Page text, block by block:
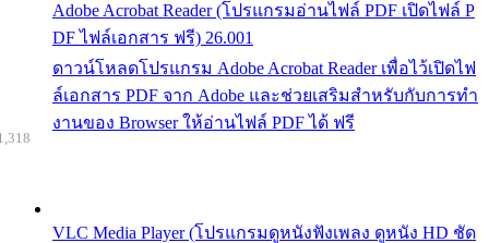
Adobe Acrobat Reader (โปรแกรมอ่านไฟล์ PDF เปิดไฟล์ P
DF ไฟล์เอกสาร ฟรี) 26.001
ดาวน์โหลดโปรแกรม Adobe Acrobat Reader เพื่อไว้เปิดไฟ
ล์เอกสาร PDF จาก Adobe และช่วยเสริมสำหรับกับการทำ
งานของ Browser ให้อ่านไฟล์ PDF ได้ ฟรี
VLC Media Player (โปรแกรมดูหนังฟังเพลง ดูหนัง HD ชัด